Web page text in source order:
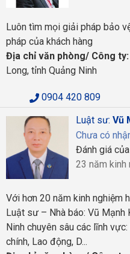
Luôn tìm mọi giải pháp bảo
pháp của khách hàng
Địa chỉ văn phòng/ Công ty:
Long, tỉnh Quảng Ninh
0904 420 809
Luật sư: Vũ
Chưa có
Đánh giá
23 năm kinh
Với hơn 20 năm kinh nghiệm
Luật sư – Nhà báo: Vũ
Ninh chuyên sâu các lĩnh
chính, Lao động, D...